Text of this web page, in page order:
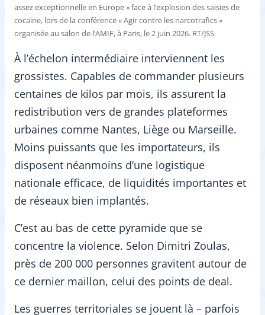
assez exceptionnelle en Europe » face à l’explosion des saisies de
cocaïne, lors de la conférence « Agir contre les narcotrafics »
organisée au salon de l’AMIF, à Paris, le 2 juin 2026. RT/JSS
À l’échelon intermédiaire interviennent les
grossistes. Capables de commander plusieurs
centaines de kilos par mois, ils assurent la
redistribution vers de grandes plateformes
urbaines comme Nantes, Liège ou Marseille.
Moins puissants que les importateurs, ils
disposent néanmoins d’une logistique
nationale efficace, de liquidités importantes et
de réseaux bien implantés.
C’est au bas de cette pyramide que se
concentre la violence. Selon Dimitri Zoulas,
près de 200 000 personnes gravitent autour de
ce dernier maillon, celui des points de deal.
Les guerres territoriales se jouent là – parfois